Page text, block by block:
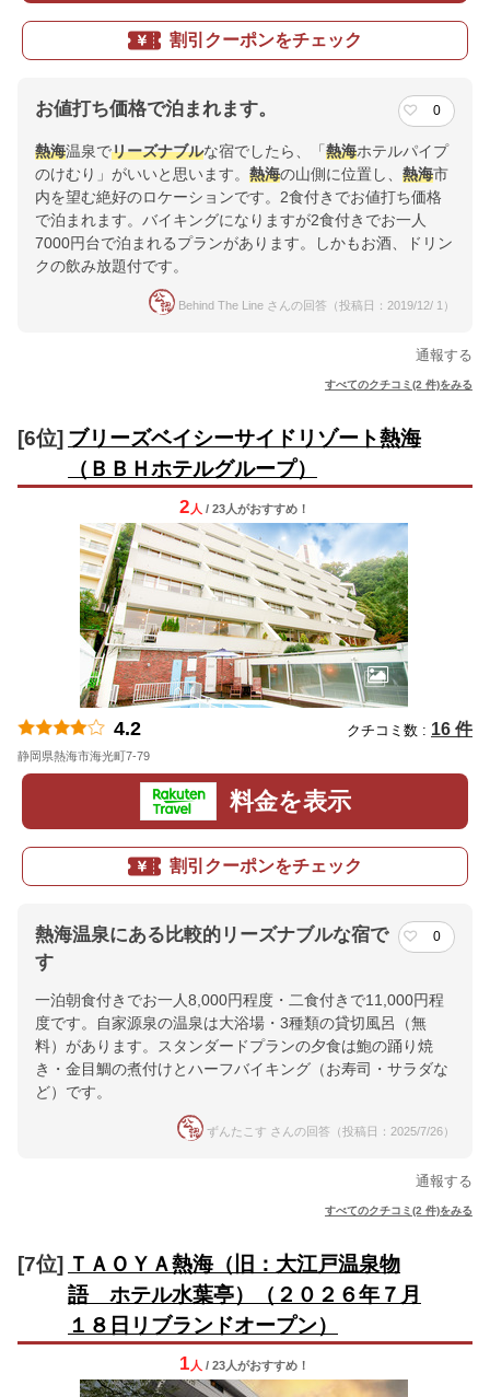
割引クーポンをチェック
お値打ち価格で泊まれます。 0
熱海温泉でリーズナブルな宿でしたら、「 熱海ホテルパイプ
のけむり」がいいと思います。 熱海の山側に位置し、 熱海市
内を望む絶好のロケーションです。2食付きでお値打ち価格
で泊まれます。バイキングになりますが2食付きでお一人
7000円台で泊まれるプランがあります。しかもお酒、ドリン
クの飲み放題付です。
Behind The Line さんの回答（投稿日：2019/12/ 1）
通報する
すべてのクチコミ(2 件)をみる
[6位] ブリーズベイシーサイドリゾート熱海
（ＢＢＨホテルグループ）
2 人 / 23人がおすすめ！
4.2 クチコミ数 : 16 件
静岡県熱海市海光町7-79
料金を表示
割引クーポンをチェック
熱海温泉にある比較的リーズナブルな宿で
す
0
一泊朝食付きでお一人8,000円程度・二食付きで11,000円程
度です。自家源泉の温泉は大浴場・3種類の貸切風呂（無
料）があります。スタンダードプランの夕食は鮑の踊り焼
き・金目鯛の煮付けとハーフバイキング（お寿司・サラダな
ど）です。
ずんたこす さんの回答（投稿日：2025/7/26）
通報する
すべてのクチコミ(2 件)をみる
[7位] ＴＡＯＹＡ熱海（旧：大江戸温泉物
語 ホテル水葉亭）（２０２６年７月
１８日リブランドオープン）
1 人 / 23人がおすすめ！